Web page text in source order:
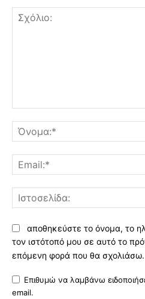
αποθηκεύστε το όνομα, το
τον ιστότοπό μου σε αυτό το
επόμενη φορά που θα σχολιάσω.
Επιθυμώ να λαμβάνω
email.